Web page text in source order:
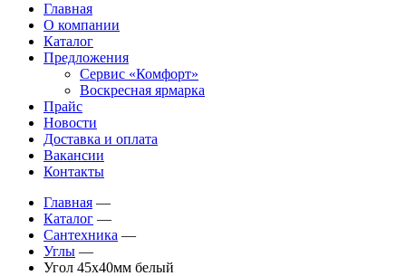
Главная
О компании
Каталог
Предложения
Сервис «Комфорт»
Воскресная ярмарка
Прайс
Новости
Доставка и оплата
Вакансии
Контакты
Главная —
Каталог —
Сантехника —
Углы —
Угол 45х40мм белый